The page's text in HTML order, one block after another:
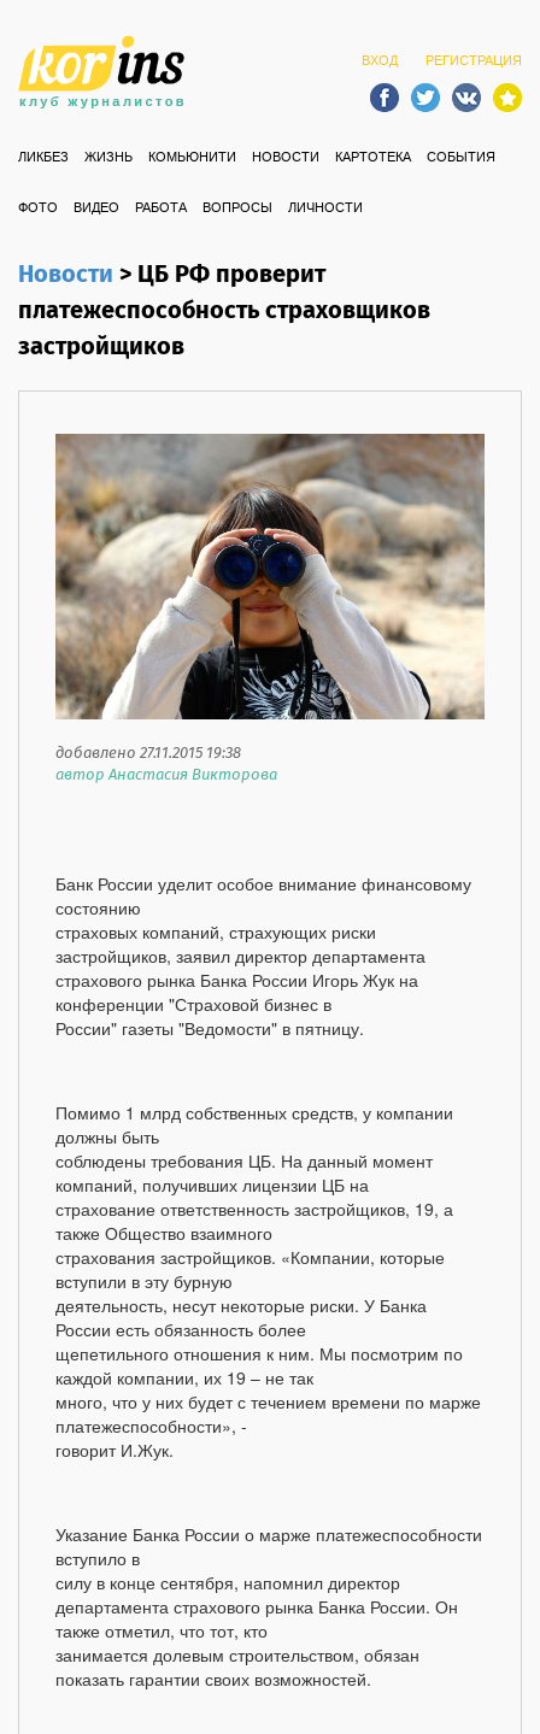
ВХОД РЕГИСТРАЦИЯ
ЛИКБЕЗ ЖИЗНЬ КОМЬЮНИТИ НОВОСТИ КАРТОТЕКА СОБЫТИЯ
ФОТО ВИДЕО РАБОТА ВОПРОСЫ ЛИЧНОСТИ
Новости>ЦБ РФ проверит
платежеспособность страховщиков
застройщиков
добавлено 27.11.2015 19:38
автор Анастасия Викторова
Банк России уделит особое внимание финансовому
состоянию
страховых компаний, страхующих риски
застройщиков, заявил директор департамента
страхового рынка Банка России Игорь Жук на
конференции "Страховой бизнес в
России" газеты "Ведомости" в пятницу.
Помимо 1 млрд собственных средств, у компании
должны быть
соблюдены требования ЦБ. На данный момент
компаний, получивших лицензии ЦБ на
страхование ответственность застройщиков, 19, а
также Общество взаимного
страхования застройщиков. «Компании, которые
вступили в эту бурную
деятельность, несут некоторые риски. У Банка
России есть обязанность более
щепетильного отношения к ним. Мы посмотрим по
каждой компании, их 19 – не так
много, что у них будет с течением времени по марже
платежеспособности», -
говорит И.Жук.
Указание Банка России о марже платежеспособности
вступило в
силу в конце сентября, напомнил директор
департамента страхового рынка Банка России. Он
также отметил, что тот, кто
занимается долевым строительством, обязан
показать гарантии своих возможностей.